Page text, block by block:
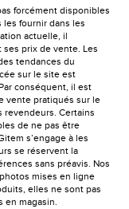
forcément disponibles
fournir dans les
actuelle, il
prix de vente. Les
tendances du
sur le site est
conséquent, il est
vente pratiqués sur le
revendeurs. Certains
de ne pas être
s’engage à les
se réservent la
sans préavis. Nos
mises en ligne
elles ne sont pas
en magasin.